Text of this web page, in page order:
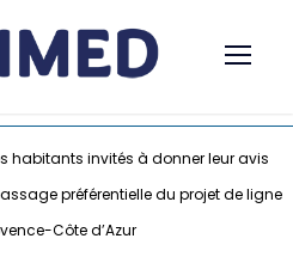
habitants invités à donner leur avis
préférentielle du projet de ligne
Côte d’Azur